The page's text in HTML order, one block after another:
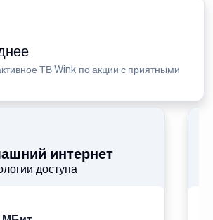
ТВ Wink по акции с приятными
интернет
доступа